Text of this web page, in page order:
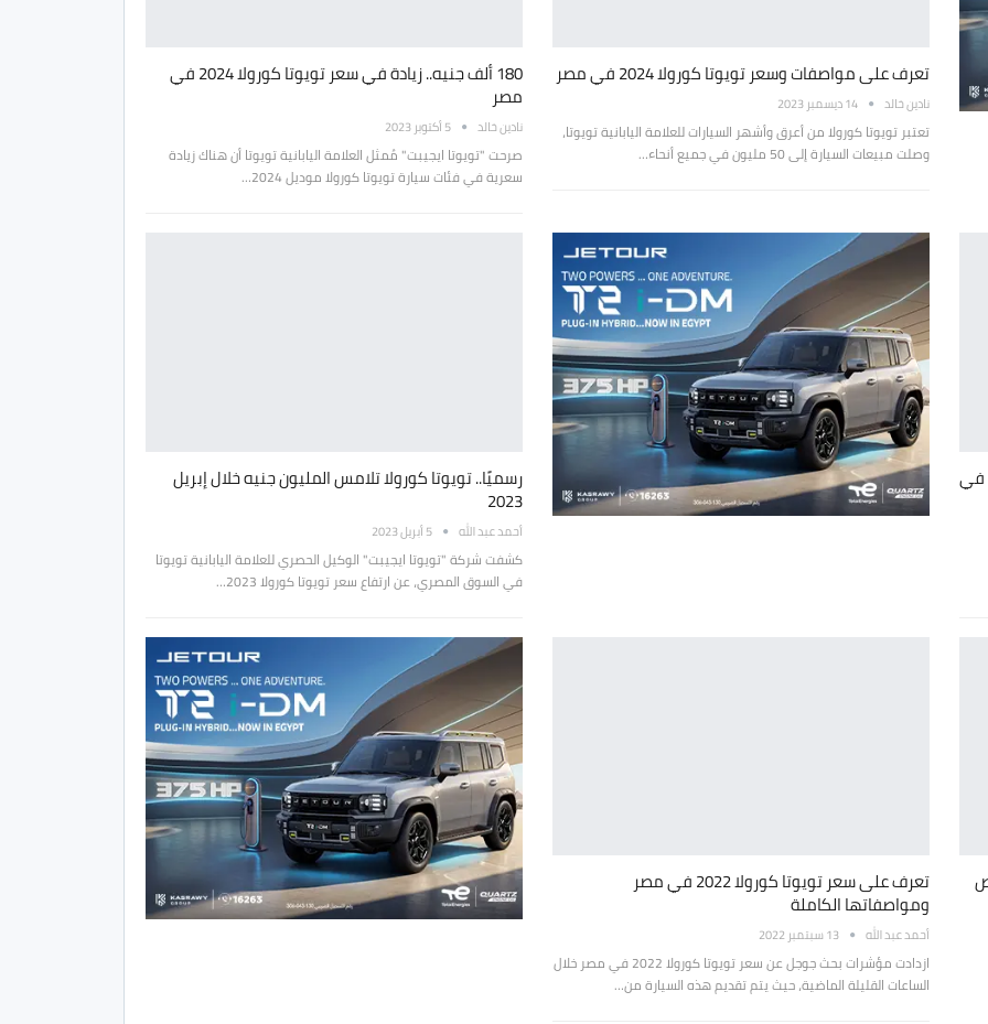
تعرف على مواصفات وسعر تويوتا كورولا 2024 في مصر
نادين خالد 14 ديسمبر 2023
تعتبر تويوتا كورولا من أعرق وأشهر السيارات للعلامة اليابانية تويوتا،
وصلت مبيعات السيارة إلى 50 مليون في جميع أنحاء…
180 ألف جنيه.. زيادة في سعر تويوتا كورولا 2024 في
مصر
نادين خالد 5 أكتوبر 2023
صرحت "تويوتا ايجيبت" مُمثل العلامة اليابانية تويوتا أن هناك زيادة
سعرية في فئات سيارة تويوتا كورولا موديل 2024…
“تويوتا ايجيبت” تقدم تويوتا كورولا فيس ليفت 2024 في رسميًا.. تويوتا كورولا تلامس المليون جنيه خلال إبريل
2023
أحمد عبد الله 5 أبريل 2023
كشفت شركة "تويوتا ايجيبت" الوكيل الحصري للعلامة اليابانية تويوتا
في السوق المصري، عن ارتفاع سعر تويوتا كورولا 2023…
تعرف على سعر تويوتا كورولا 2022 في مصر
ومواصفاتها الكاملة
أحمد عبد الله 13 سبتمبر 2022
ازدادت مؤشرات بحث جوجل عن سعر تويوتا كورولا 2022 في مصر خلال
الساعات القليلة الماضية، حيث يتم تقديم هذه السيارة من…